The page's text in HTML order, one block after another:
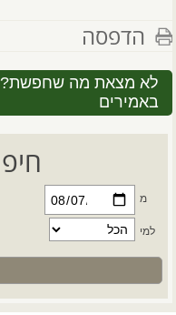
הדפסה
לא מצאת מה שחפשת?
באמירים
מ
למי